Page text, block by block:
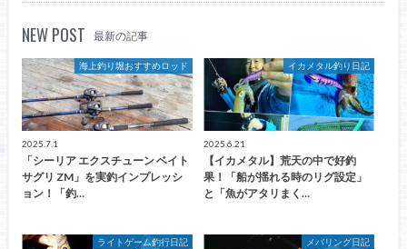
NEW POST 最新の記事
海上釣り堀おすすめロッド
2025.7.1
「シーリア エクスチューン ベイト
サグリ ZM」を実釣インプレッシ
ョン！「釣…
イカメタル釣り日記
2025.6.21
【イカメタル】荒天の中で好釣
果！「船が揺れる時のリグ設定」
と「魚がアタリまく…
ライトゲーム釣行日記 メバリング日記